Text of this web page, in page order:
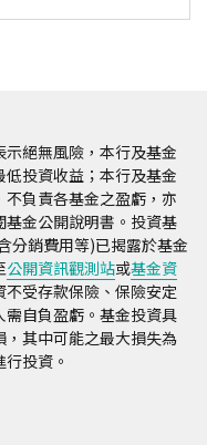
絕無風險，本行及基金
投資收益；本行及基金
負責各基金之盈虧，亦
金公開說明書。投資基
分銷費用等)已揭露於基金
公開資訊觀測站或基金資
受存款保險、保險安定
自負盈虧。基金投資具
其中可能之最大損失為
投資。